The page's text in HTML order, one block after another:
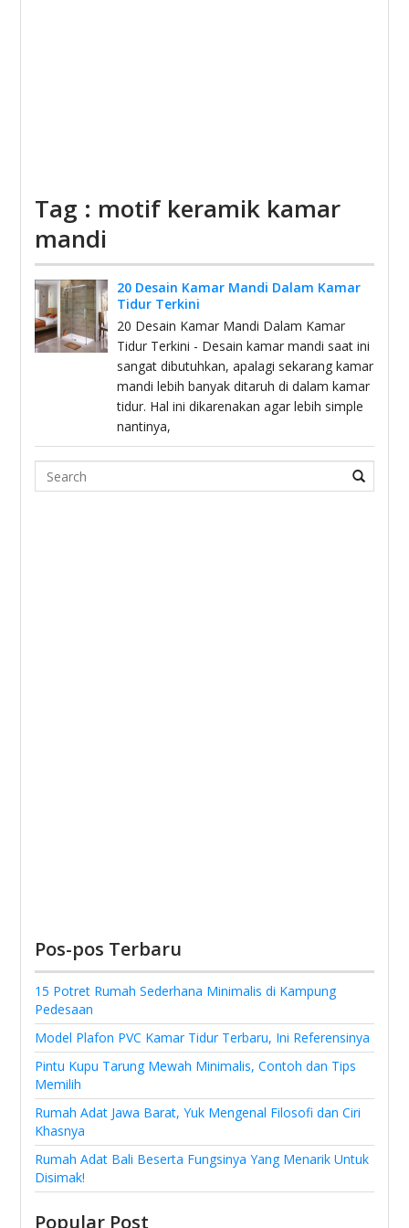
Tag : motif keramik kamar
mandi
20 Desain Kamar Mandi Dalam Kamar
Tidur Terkini
20 Desain Kamar Mandi Dalam Kamar
Tidur Terkini - Desain kamar mandi saat ini
sangat dibutuhkan, apalagi sekarang kamar
mandi lebih banyak ditaruh di dalam kamar
tidur. Hal ini dikarenakan agar lebih simple
nantinya,
Search
Pos-pos Terbaru
15 Potret Rumah Sederhana Minimalis di Kampung
Pedesaan
Model Plafon PVC Kamar Tidur Terbaru, Ini Referensinya
Pintu Kupu Tarung Mewah Minimalis, Contoh dan Tips
Memilih
Rumah Adat Jawa Barat, Yuk Mengenal Filosofi dan Ciri
Khasnya
Rumah Adat Bali Beserta Fungsinya Yang Menarik Untuk
Disimak!
Popular Post